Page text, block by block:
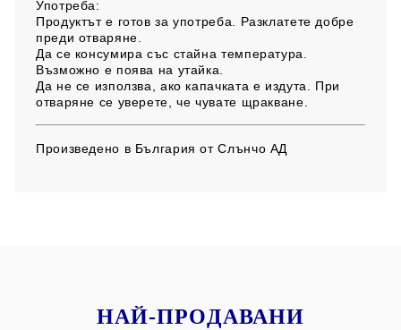
Употреба:
Продуктът е готов за употреба. Разклатете добре
преди отваряне.
Да се консумира със стайна температура.
Възможно е поява на утайка.
Да не се използва, ако капачката е издута. При
отваряне се уверете, че чувате щракване.
Произведено в България от Слънчо АД
НАЙ-ПРОДАВАНИ